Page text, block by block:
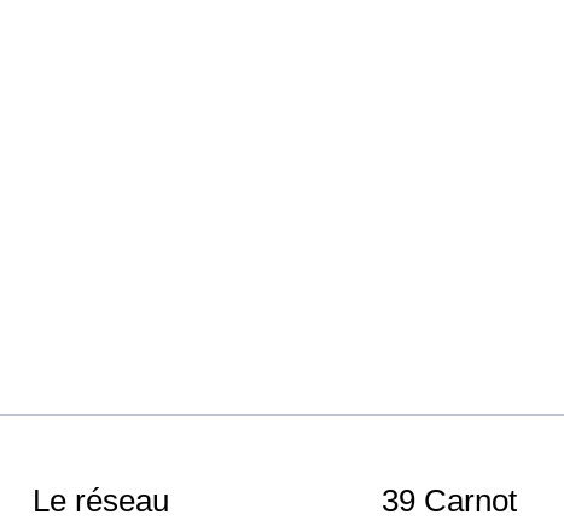
Le réseau 39 Carnot